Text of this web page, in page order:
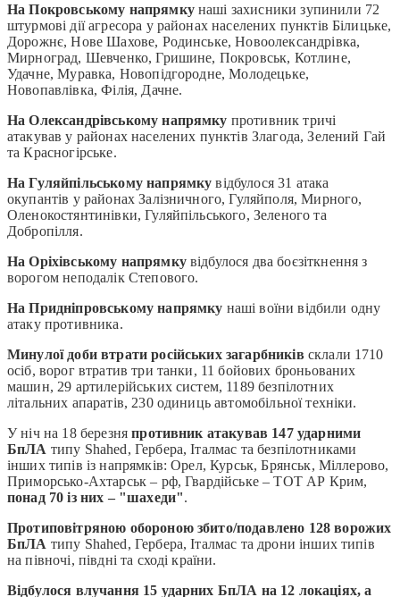
На Покровському напрямкунаші захисники зупинили 72
штурмові дії агресора у районах населених пунктів Білицьке,
Дорожнє, Нове Шахове, Родинське, Новоолександрівка,
Мирноград, Шевченко, Гришине, Покровськ, Котлине,
Удачне, Муравка, Новопідгородне, Молодецьке,
Новопавлівка, Філія, Дачне.
На Олександрівському напрямку противник тричі
атакував у районах населених пунктів Злагода, Зелений Гай
та Красногірське.
На Гуляйпільському напрямку відбулося 31 атака
окупантів у районах Залізничного, Гуляйполя, Мирного,
Оленокостянтинівки, Гуляйпільського, Зеленого та
Добропілля.
На Оріхівському напрямку відбулося два боєзіткнення з
ворогом неподалік Степового.
На Придніпровському напрямку наші воїни відбили одну
атаку противника.
Минулої доби втрати російських загарбників склали 1710
осіб, ворог втратив три танки, 11 бойових броньованих
машин, 29 артилерійських систем, 1189 безпілотних
літальних апаратів, 230 одиниць автомобільної техніки.
У ніч на 18 березняпротивник атакував 147 ударними
БпЛА типу Shahed, Гербера, Італмас та безпілотниками
інших типів із напрямків: Орел, Курськ, Брянськ, Міллерово,
Приморсько-Ахтарськ – рф, Гвардійське – ТОТ АР Крим,
понад 70 із них – "шахеди".
Протиповітряною обороною збито/подавлено 128 ворожих
БпЛА типу Shahed, Гербера, Італмас та дрони інших типів
на півночі, півдні та сході країни.
Відбулося влучання 15 ударних БпЛА на 12 локаціях, а